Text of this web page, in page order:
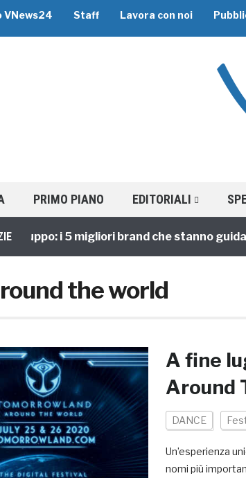
VNews24 Staff Lavora con noi
PRIMO PIANO EDITORIALI
i 5 migliori brand che stanno
the world
A fine
Around
DANCE
Un’esperienza
nomi più